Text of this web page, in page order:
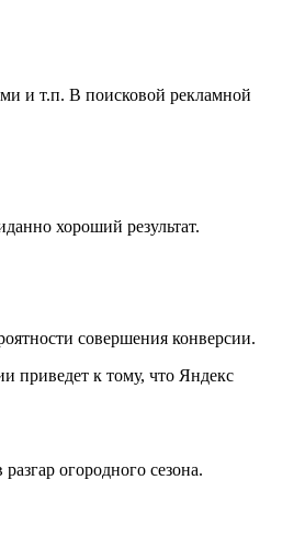
и т.п. В поисковой рекламной
хороший результат.
совершения конверсии.
приведет к тому, что Яндекс
огородного сезона.